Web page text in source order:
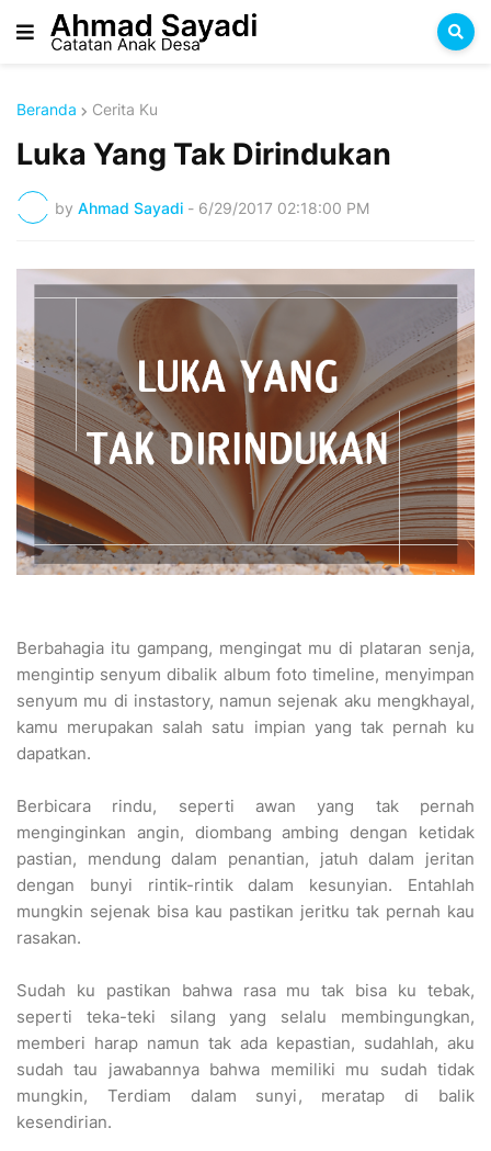
Beranda Cerita Ku
Luka Yang Tak Dirindukan
by Ahmad Sayadi - 6/29/2017 02:18:00 PM
Berbahagia itu gampang, mengingat mu di plataran senja,
mengintip senyum dibalik album foto timeline, menyimpan
senyum mu di instastory, namun sejenak aku mengkhayal,
kamu merupakan salah satu impian yang tak pernah ku
dapatkan.
Berbicara rindu, seperti awan yang tak pernah
menginginkan angin, diombang ambing dengan ketidak
pastian, mendung dalam penantian, jatuh dalam jeritan
dengan bunyi rintik-rintik dalam kesunyian. Entahlah
mungkin sejenak bisa kau pastikan jeritku tak pernah kau
rasakan.
Sudah ku pastikan bahwa rasa mu tak bisa ku tebak,
seperti teka-teki silang yang selalu membingungkan,
memberi harap namun tak ada kepastian, sudahlah, aku
sudah tau jawabannya bahwa memiliki mu sudah tidak
mungkin, Terdiam dalam sunyi, meratap di balik
kesendirian.